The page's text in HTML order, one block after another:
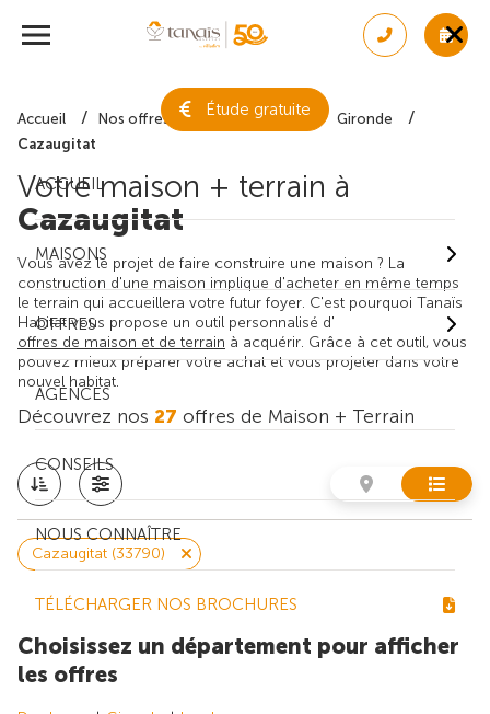
Étude gratuite
ACCUEIL
MAISONS
OFFRES
AGENCES
CONSEILS
NOUS CONNAÎTRE
TÉLÉCHARGER NOS BROCHURES
Accueil Nos offres de maison + terrain
Gironde
Cazaugitat
Votre maison + terrain à
Cazaugitat
Vous avez le projet de faire construire une maison ? La
construction d'une maison implique d'acheter en même temps
le terrain qui accueillera votre futur foyer. C'est pourquoi Tanaïs
Habitat vous propose un outil personnalisé d'
offres de maison et de terrain à acquérir. Grâce à cet outil, vous
pouvez mieux préparer votre achat et vous projeter dans votre
nouvel habitat.
Découvrez nos 27 offres de Maison + Terrain
Cazaugitat (33790)
Choisissez un département pour afficher
les offres